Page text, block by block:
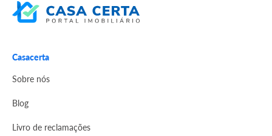
Casacerta
Sobre nós
Blog
Livro de reclamações